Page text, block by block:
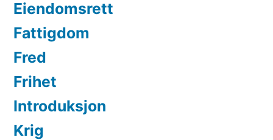
Eiendomsrett
Fattigdom
Fred
Frihet
Introduksjon
Krig